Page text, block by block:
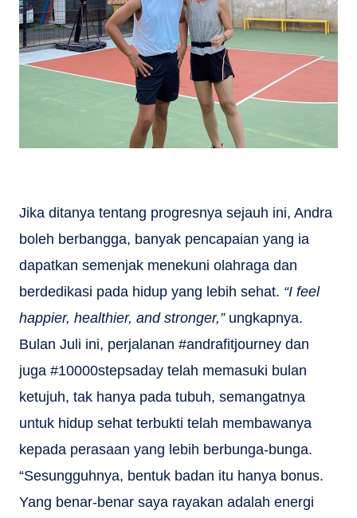
Jika ditanya tentang progresnya sejauh ini, Andra
boleh berbangga, banyak pencapaian yang ia
dapatkan semenjak menekuni olahraga dan
berdedikasi pada hidup yang lebih sehat. “I feel
happier, healthier, and stronger,” ungkapnya.
Bulan Juli ini, perjalanan #andrafitjourney dan
juga #10000stepsaday telah memasuki bulan
ketujuh, tak hanya pada tubuh, semangatnya
untuk hidup sehat terbukti telah membawanya
kepada perasaan yang lebih berbunga-bunga.
“Sesungguhnya, bentuk badan itu hanya bonus.
Yang benar-benar saya rayakan adalah energi